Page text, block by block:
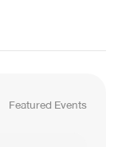
Featured Events